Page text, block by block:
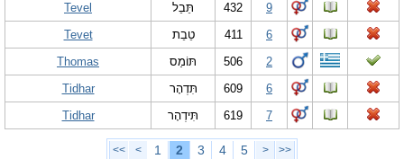
Tevel
תֵּבֵל 432
9
Tevet
טֵבֵת 411
6
Thomas
תּוֹמַס 506
2
Tidhar
תִּדְהָר 609
6
Tidhar
תִּידְהָר 619 7
<< < 1 2 3 4 5 > >>